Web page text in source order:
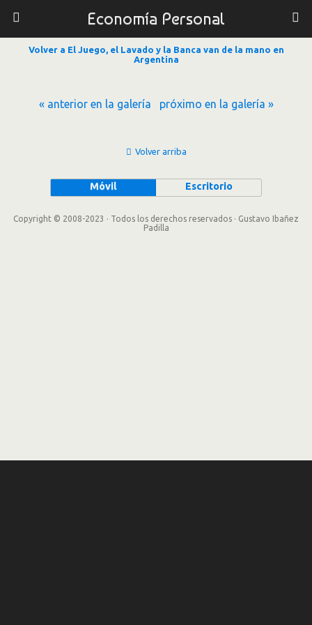
Economía Personal
Volver a El Juego, el Lavado y la Banca van de la mano en
Argentina
« anterior en la galería próximo en la galería »
Volver arriba
Móvil Escritorio
Copyright © 2008-2023 · Todos los derechos reservados · Gustavo Ibañez
Padilla